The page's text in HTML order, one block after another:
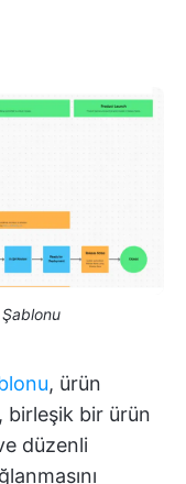
, ürün
birleşik bir ürün
düzenli